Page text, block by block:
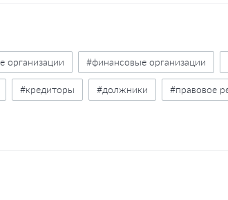
организации #финансовые организации
#кредиторы #должники #правовое